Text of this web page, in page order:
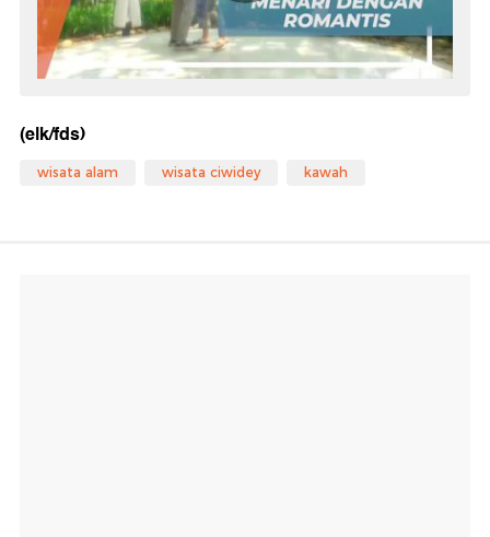
(elk/fds)
wisata alam wisata ciwidey kawah